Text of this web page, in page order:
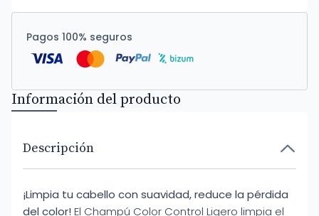
Pagos 100% seguros
Información del producto
Descripción
¡Limpia tu cabello con suavidad, reduce la pérdida
del color! El Champú Color Control Ligero limpia el